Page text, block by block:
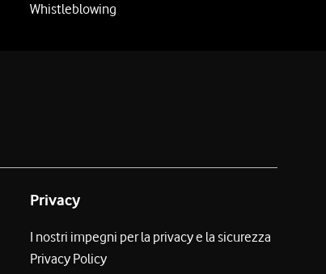
Whistleblowing
Privacy
I nostri impegni per la privacy e la sicurezza
Privacy Policy